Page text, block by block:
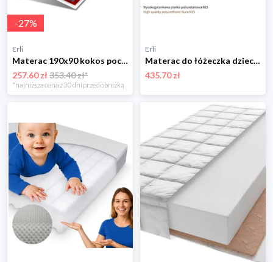
-27%
Erli
Materac 190x90 kokos pocket 7 stref 14 cm MILO
257.60 zł353.40 zł*
*najniższa cena z 30 dni przed obniżką
Erli
Materac do łóżeczka dziecięcego 120x80 cm KOMFORT LUX KOMPAKT 2 - częściowy
435.70 zł